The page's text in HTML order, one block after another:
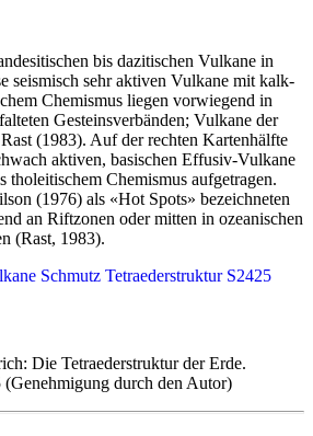
bis dazitischen Vulkane in
seismisch sehr aktiven Vulkane mit kalk-
Chemismus liegen vorwiegend in
Gesteinsverbänden; Vulkane der
(1983). Auf der rechten Kartenhälfte
aktiven, basischen Effusiv-Vulkane
tholeitischem Chemismus aufgetragen.
(1976) als «Hot Spots» bezeichneten
an Riftzonen oder mitten in ozeanischen
(Rast, 1983).
Die Tetraederstruktur der Erde.
(Genehmigung durch den Autor)